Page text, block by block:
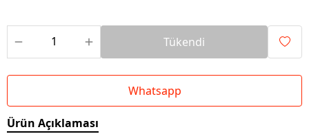
Tükendi
Whatsapp
Ürün Açıklaması